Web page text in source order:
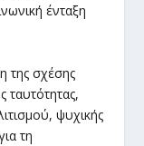
ένταξη
της σχέσης
ταυτότητας,
ψυχικής
τη